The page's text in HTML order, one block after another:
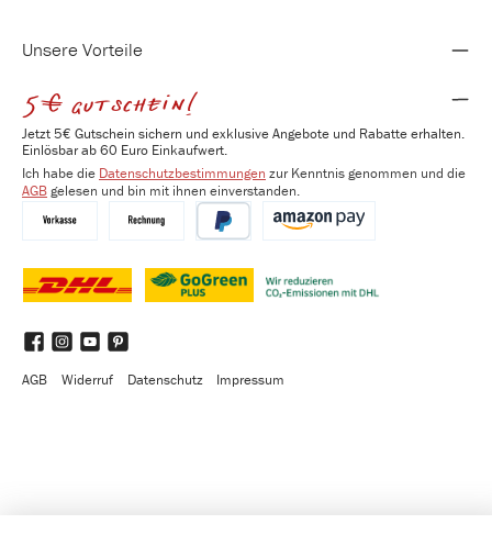
Unsere Vorteile
5€ gutschein!
Jetzt 5€ Gutschein sichern und exklusive Angebote und Rabatte erhalten.
Einlösbar ab 60 Euro Einkaufwert.
Ich habe die Datenschutzbestimmungen zur Kenntnis genommen und die
AGBgelesen und bin mit ihnen einverstanden.
FacebookInstagram
YouTubePinterest
AGB
Widerruf Datenschutz Impressum